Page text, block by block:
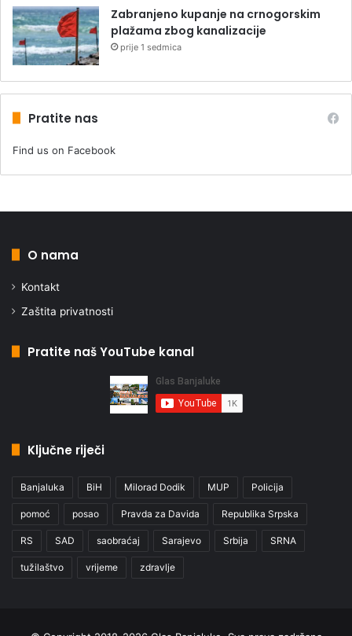
Zabranjeno kupanje na crnogorskim
plažama zbog kanalizacije
prije 1 sedmica
Pratite nas
Find us on Facebook
O nama
Kontakt
Zaštita privatnosti
Pratite naš YouTube kanal
Ključne riječi
Banjaluka BiH Milorad Dodik MUP Policija
pomoć posao Pravda za Davida Republika Srpska
RS SAD saobraćaj Sarajevo Srbija SRNA
tužilaštvo vrijeme zdravlje